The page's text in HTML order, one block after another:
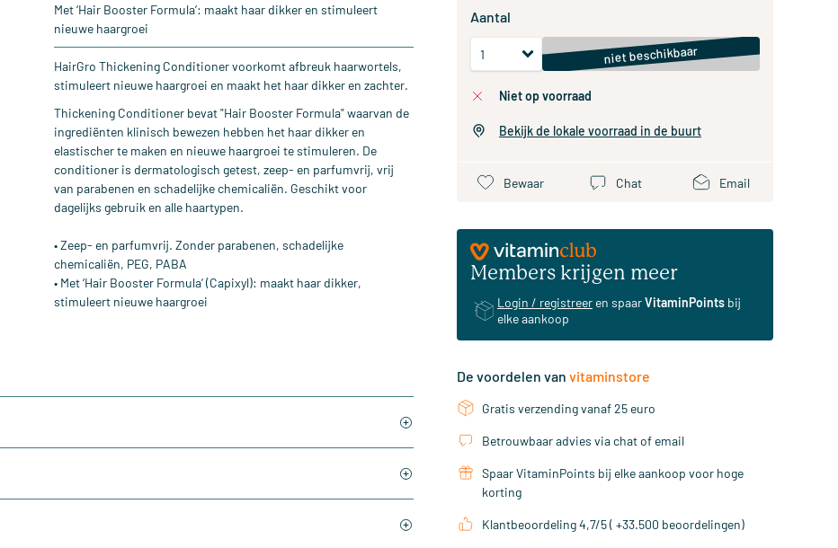
Met ‘Hair Booster Formula’: maakt haar dikker en stimuleert
nieuwe haargroei
HairGro Thickening Conditioner voorkomt afbreuk haarwortels,
stimuleert nieuwe haargroei en maakt het haar dikker en zachter.
Thickening Conditioner bevat "Hair Booster Formula" waarvan de
ingrediënten klinisch bewezen hebben het haar dikker en
elastischer te maken en nieuwe haargroei te stimuleren. De
conditioner is dermatologisch getest, zeep- en parfumvrij, vrij
van parabenen en schadelijke chemicaliën. Geschikt voor
dagelijks gebruik en alle haartypen.
• Zeep- en parfumvrij. Zonder parabenen, schadelijke
chemicaliën, PEG, PABA
• Met ‘Hair Booster Formula’ (Capixyl): maakt haar dikker,
stimuleert nieuwe haargroei
Aantal
niet beschikbaar
niet op voorraad
Bekijk de lokale voorraad in de buurt
Bewaar Chat Email
Members krijgen meer
Login / registreer en spaarVitaminPoints bij
elke aankoop
De voordelen van vitaminstore
Gratis verzending vanaf 25 euro
Betrouwbaar advies via chat of email
Spaar VitaminPoints bij elke aankoop voor hoge
korting
Klantbeoordeling 4,7/5 ( +33.500 beoordelingen)